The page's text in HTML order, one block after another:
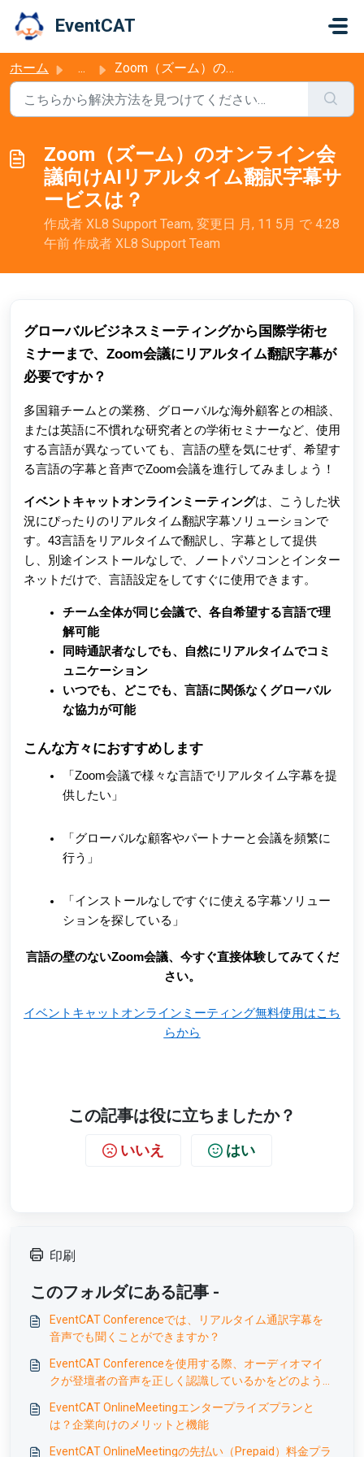
EventCAT
ホーム ... Zoom（ズーム）のオンライン会議向けAIリアルタイム翻訳字幕サービスは？
Zoom（ズーム）のオンライン会
議向けAIリアルタイム翻訳字幕サ
ービスは？
作成者 XL8 Support Team, 変更日 月, 11 5月 で 4:28
午前 作成者 XL8 Support Team
グローバルビジネスミーティングから国際学術セ
ミナーまで、Zoom会議にリアルタイム翻訳字幕が
必要ですか？
多国籍チームとの業務、グローバルな海外顧客との相談、
または英語に不慣れな研究者との学術セミナーなど、使用
する言語が異なっていても、言語の壁を気にせず、希望す
る言語の字幕と音声でZoom会議を進行してみましょう！
イベントキャットオンラインミーティングは、こうした状
況にぴったりのリアルタイム翻訳字幕ソリューションで
す。43言語をリアルタイムで翻訳し、字幕として提供
し、別途インストールなしで、ノートパソコンとインター
ネットだけで、言語設定をしてすぐに使用できます。
チーム全体が同じ会議で、各自希望する言語で理
解可能
同時通訳者なしでも、自然にリアルタイムでコミ
ュニケーション
いつでも、どこでも、言語に関係なくグローバル
な協力が可能
こんな方々におすすめします
「Zoom会議で様々な言語でリアルタイム字幕を提
供したい」
「グローバルな顧客やパートナーと会議を頻繁に
行う」
「インストールなしですぐに使える字幕ソリュー
ションを探している」
言語の壁のないZoom会議、今すぐ直接体験してみてくだ
さい。
イベントキャットオンラインミーティング無料使用はこち
らから
この記事は役に立ちましたか？
いいえ はい
印刷
このフォルダにある記事 -
EventCAT Conferenceでは、リアルタイム通訳字幕を
音声でも聞くことができますか？
EventCAT Conferenceを使用する際、オーディオマイ
クが登壇者の音声を正しく認識しているかをどのように
EventCAT OnlineMeetingエンタープライズプランと
は？企業向けのメリットと機能
EventCAT OnlineMeetingの先払い（Prepaid）料金プラ